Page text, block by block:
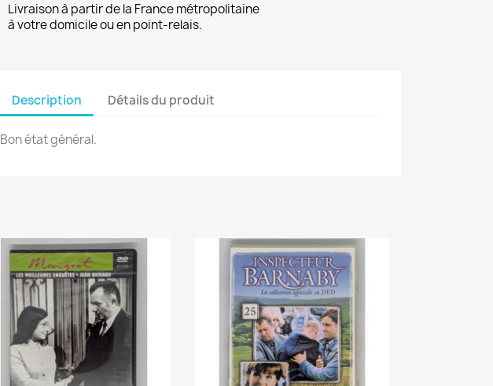
Livraison à partir de la France métropolitaine
à votre domicile ou en point-relais.
Description Détails du produit
Bon état général.